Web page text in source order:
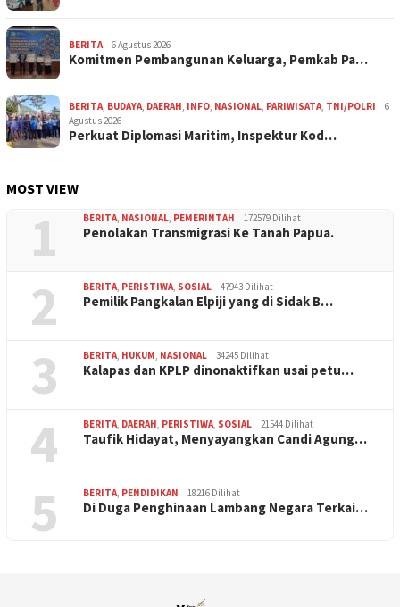
BERITA 6 Agustus 2026
Komitmen Pembangunan Keluarga, Pemkab Pa…
BERITA BUDAYA DAERAH INFO NASIONAL PARIWISATA TNI/POLRI
6
Agustus 2026
Perkuat Diplomasi Maritim, Inspektur Kod…
MOST VIEW
1 BERITA NASIONAL PEMERINTAH 172579 Dilihat
Penolakan Transmigrasi Ke Tanah Papua.
2 BERITA PERISTIWA SOSIAL 47943 Dilihat
Pemilik Pangkalan Elpiji yang di Sidak B…
3 BERITA HUKUM NASIONAL 34245 Dilihat
Kalapas dan KPLP dinonaktifkan usai petu…
4 BERITA DAERAH PERISTIWA SOSIAL 21544 Dilihat
Taufik Hidayat, Menyayangkan Candi Agung…
5 BERITA PENDIDIKAN 18216 Dilihat
Di Duga Penghinaan Lambang Negara Terkai…